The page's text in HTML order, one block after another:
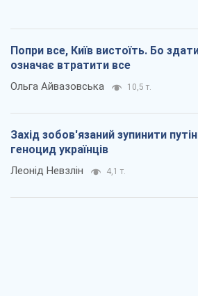
Попри все, Київ вистоїть. Бо
означає втратити все
Ольга Айвазовська 10,5 т.
Захід зобов'язаний зупинити
геноцид українців
Леонід Невзлін 4,1 т.